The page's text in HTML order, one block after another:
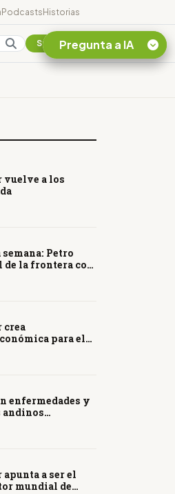
PodcastsHistorias
Suscribirse
vuelve a los
Petro
la frontera con
crea
para el
enfermedades y
andinos
apunta a ser el
mundial de
Pregunta a IA